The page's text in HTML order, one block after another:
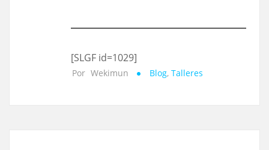
[SLGF id=1029]
Por Wekimun Blog,Talleres